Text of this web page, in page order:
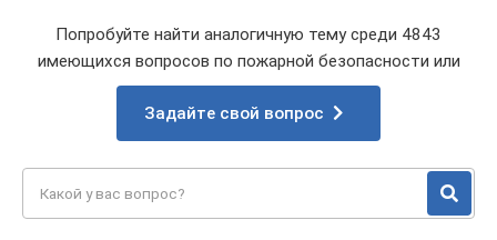
Попробуйте найти аналогичную тему среди 4843
имеющихся вопросов по пожарной безопасности или
Задайте свой вопрос